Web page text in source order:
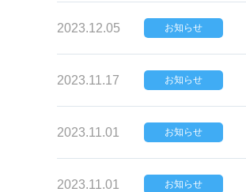
2023.12.05 お知らせ
2023.11.17 お知らせ
2023.11.01 お知らせ
2023.11.01 お知らせ